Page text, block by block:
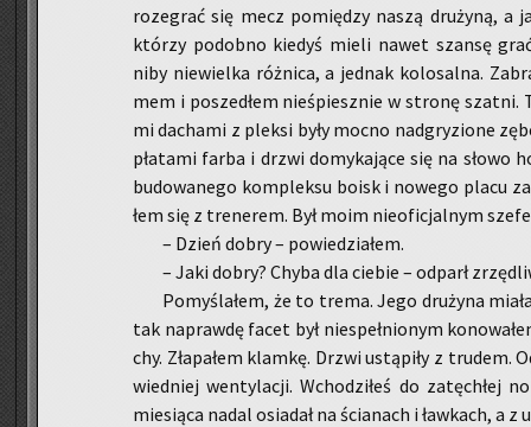
ro­ze­grać się mecz po­mię­dzy naszą dru­ży­ną, a
któ­rzy po­dob­no kie­dyś mieli nawet szan­sę
niby nie­wiel­ka róż­ni­ca, a jed­nak ko­lo­sal­na.
mem i po­sze­dłem nie­śpiesz­nie w stro­nę
mi da­cha­mi z plek­si były mocno nad­gry­zio­ne
pła­ta­mi farba i drzwi do­my­ka­ją­ce się na słowo
bu­do­wa­ne­go kom­plek­su boisk i no­we­go placu
łem się z tre­ne­rem. Był moim nie­ofi­cjal­nym
– Dzień dobry – po­wie­dzia­łem.
– Jaki dobry? Chyba dla cie­bie – od­parł
Po­my­śla­łem, że to trema. Jego dru­ży­na
tak na­praw­dę facet był nie­speł­nio­nym
chy. Zła­pa­łem klam­kę. Drzwi ustą­pi­ły z
wied­niej wen­ty­la­cji. Wcho­dzi­łeś do za­tę­chłej
mie­sią­ca nadal osia­dał na ścia­nach i ław­kach, a